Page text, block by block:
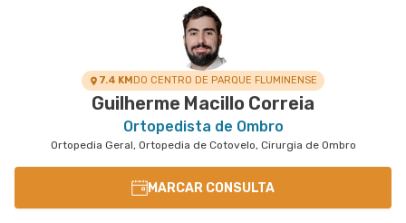
Rua da Gloria nr. 122 5° Andar - Gloria, Rio de
7.4 KMDO CENTRO DE PARQUE FLUMINENSE
Guilherme Macillo Correia
Ortopedista de Ombro
Ortopedia Geral, Ortopedia de Cotovelo, Cirurgia de Ombro
MARCAR CONSULTA